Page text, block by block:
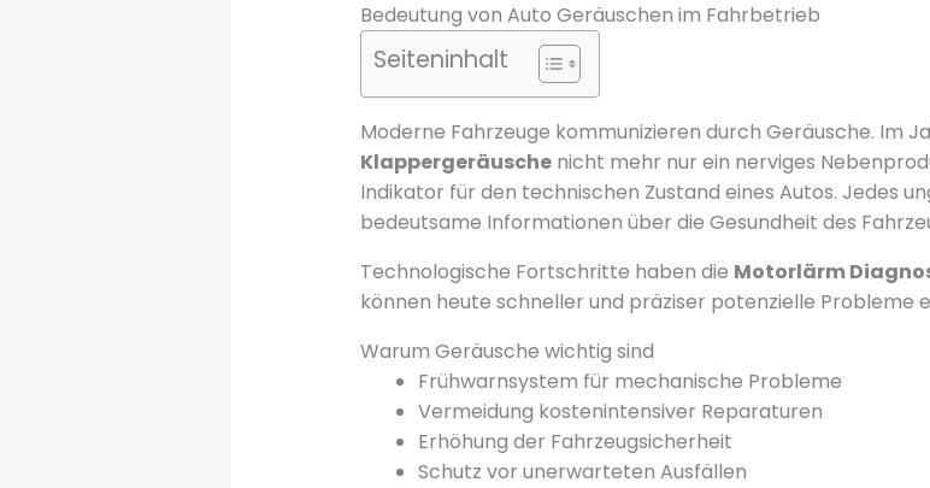
Bedeutung von Auto Geräuschen im Fahrbetrieb
Seiteninhalt
Moderne Fahrzeuge kommunizieren durch Geräusche. Im
Klappergeräuschenicht mehr nur ein nerviges
Indikator für den technischen Zustand eines Autos. Jedes
bedeutsame Informationen über die Gesundheit des
Technologische Fortschritte haben die Motorlärm
können heute schneller und präziser potenzielle Probleme
Warum Geräusche wichtig sind
Frühwarnsystem für mechanische Probleme
Vermeidung kostenintensiver Reparaturen
Erhöhung der Fahrzeugsicherheit
Schutz vor unerwarteten Ausfällen